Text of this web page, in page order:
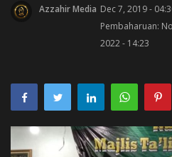
Qosidah
Syariah
Hikmah
Azzahir Media Dec 7, 2019 -
Pembaharuan:
2022 - 14:23